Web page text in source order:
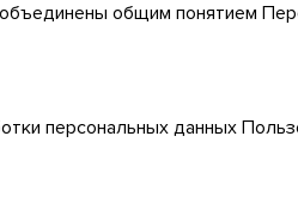
общим понятием
персональных данных